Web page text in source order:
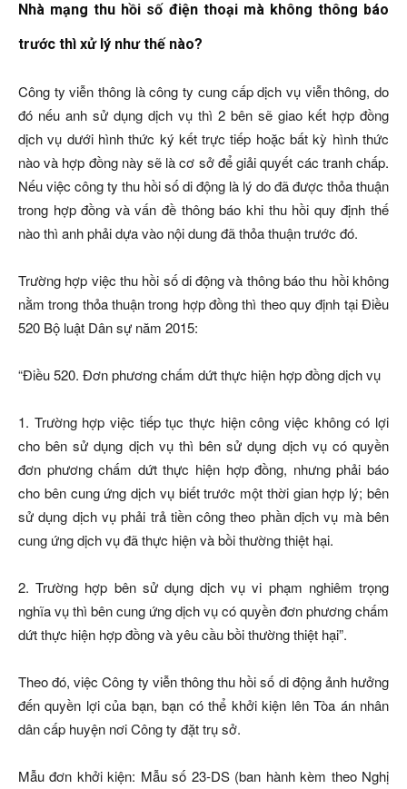
Nhà mạng thu hồi số điện thoại mà không thông báo
trước thì xử lý như thế nào?
Công ty viễn thông là công ty cung cấp dịch vụ viễn thông, do
đó nếu anh sử dụng dịch vụ thì 2 bên sẽ giao kết hợp đồng
dịch vụ dưới hình thức ký kết trực tiếp hoặc bất kỳ hình thức
nào và hợp đồng này sẽ là cơ sở để giải quyết các tranh chấp.
Nếu việc công ty thu hồi số di động là lý do đã được thỏa thuận
trong hợp đồng và vấn đề thông báo khi thu hồi quy định thế
nào thì anh phải dựa vào nội dung đã thỏa thuận trước đó.
Trường hợp việc thu hồi số di động và thông báo thu hồi không
nằm trong thỏa thuận trong hợp đồng thì theo quy định tại Điều
520 Bộ luật Dân sự năm 2015:
“Điều 520. Đơn phương chấm dứt thực hiện hợp đồng dịch vụ
1. Trường hợp việc tiếp tục thực hiện công việc không có lợi
cho bên sử dụng dịch vụ thì bên sử dụng dịch vụ có quyền
đơn phương chấm dứt thực hiện hợp đồng, nhưng phải báo
cho bên cung ứng dịch vụ biết trước một thời gian hợp lý; bên
sử dụng dịch vụ phải trả tiền công theo phần dịch vụ mà bên
cung ứng dịch vụ đã thực hiện và bồi thường thiệt hại.
2. Trường hợp bên sử dụng dịch vụ vi phạm nghiêm trọng
nghĩa vụ thì bên cung ứng dịch vụ có quyền đơn phương chấm
dứt thực hiện hợp đồng và yêu cầu bồi thường thiệt hại”.
Theo đó, việc Công ty viễn thông thu hồi số di động ảnh hưởng
đến quyền lợi của bạn, bạn có thể khởi kiện lên Tòa án nhân
dân cấp huyện nơi Công ty đặt trụ sở.
Mẫu đơn khởi kiện: Mẫu số 23-DS (ban hành kèm theo Nghị